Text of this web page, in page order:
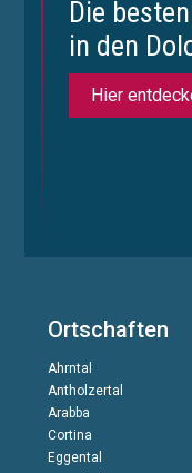
Die
in den
Hier
Ortschaften
Ahrntal
Antholzertal
Arabba
Cortina
Eggental